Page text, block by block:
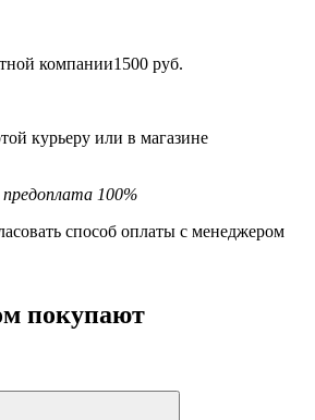
компании1500 руб.
курьеру или в магазине
предоплата 100%
способ оплаты с менеджером
покупают